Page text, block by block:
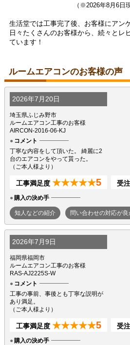
（※2026年8月6日
生活堂では工事完了後、お客様にアン
日々たくさんのお客様から、続々とレ
ています！
ルームエアコンのお客様の声
2026年7月20日
埼玉県ふじみ野市
ルームエアコン工事のお客様
AIRCON-2016-06-KJ
コメント
丁寧な内容をして頂いた。 綺麗に2
台のエアコンをやって貰った。
（ご本人様より）
工事満足度 ★★★★★5 受
購入の決め手
知人などの紹介 問い合わせの対応が良
2026年7月9日
福岡県福岡市
ルームエアコン工事のお客様
RAS-AJ2225S-W
コメント
工事の事前、事後とも丁寧な説明が
あり満足。
（ご本人様より）
工事満足度 ★★★★★5 受
購入の決め手